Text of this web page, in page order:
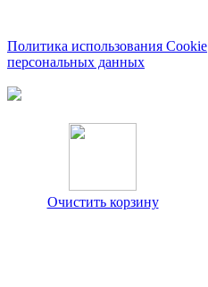
Политика использования Cookie
персональных данных
Очистить корзину